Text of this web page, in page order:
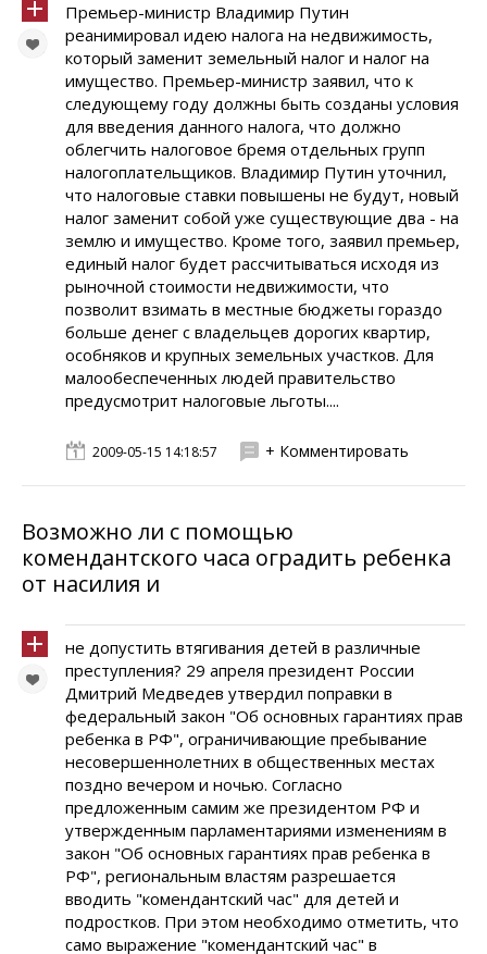
Премьер-министр Владимир Путин
реанимировал идею налога на недвижимость,
который заменит земельный налог и налог на
имущество. Премьер-министр заявил, что к
следующему году должны быть созданы условия
для введения данного налога, что должно
облегчить налоговое бремя отдельных групп
налогоплательщиков. Владимир Путин уточнил,
что налоговые ставки повышены не будут, новый
налог заменит собой уже существующие два - на
землю и имущество. Кроме того, заявил премьер,
единый налог будет рассчитываться исходя из
рыночной стоимости недвижимости, что
позволит взимать в местные бюджеты гораздо
больше денег с владельцев дорогих квартир,
особняков и крупных земельных участков. Для
малообеспеченных людей правительство
предусмотрит налоговые льготы....
2009-05-15 14:18:57 + Комментировать
Возможно ли с помощью
комендантского часа оградить ребенка
от насилия и
не допустить втягивания детей в различные
преступления? 29 апреля президент России
Дмитрий Медведев утвердил поправки в
федеральный закон "Об основных гарантиях прав
ребенка в РФ", ограничивающие пребывание
несовершеннолетних в общественных местах
поздно вечером и ночью. Согласно
предложенным самим же президентом РФ и
утвержденным парламентариями изменениям в
закон "Об основных гарантиях прав ребенка в
РФ", региональным властям разрешается
вводить "комендантский час" для детей и
подростков. При этом необходимо отметить, что
само выражение "комендантский час" в